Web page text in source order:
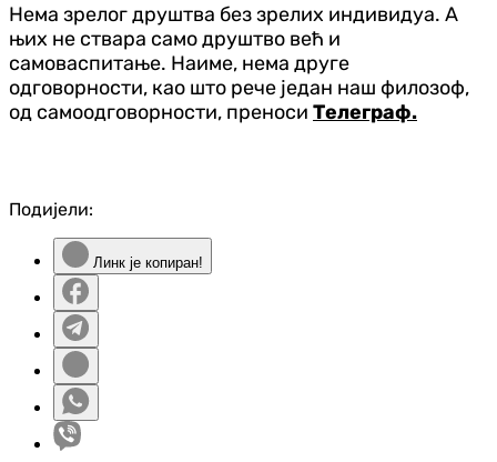
Нема зрелог друштва без зрелих индивидуа. А
њих не ствара само друштво већ и
самоваспитање. Наиме, нема друге
одговорности, као што рече један наш филозоф,
од самоодговорности, преноси Телеграф.
Подијели:
Линк је копиран!